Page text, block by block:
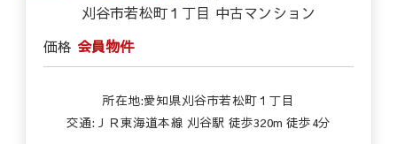
刈谷市若松町１丁目 中古マンション
価格 会員物件
所在地:愛知県刈谷市若松町１丁目
交通:ＪＲ東海道本線 刈谷駅 徒歩320m 徒歩4分